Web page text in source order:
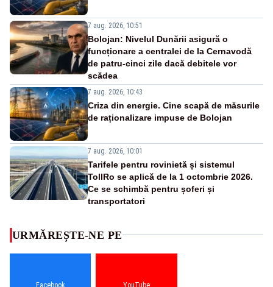
7 aug. 2026, 10:51
Bolojan: Nivelul Dunării asigură o
funcționare a centralei de la Cernavodă
de patru-cinci zile dacă debitele vor
scădea
7 aug. 2026, 10:43
Criza din energie. Cine scapă de măsurile
de raționalizare impuse de Bolojan
7 aug. 2026, 10:01
Tarifele pentru rovinietă și sistemul
TollRo se aplică de la 1 octombrie 2026.
Ce se schimbă pentru șoferi și
transportatori
URMĂREȘTE-NE PE
Facebook YouTube